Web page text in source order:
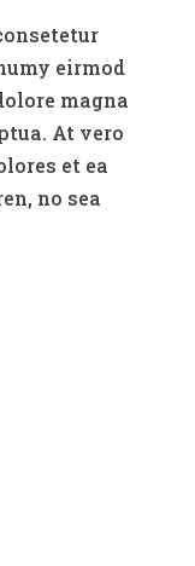
eirmod
magna
At vero
et ea
no sea